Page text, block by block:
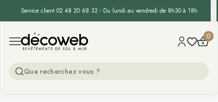
Service client 02 48 20 68 32 - Du lundi au vendredi de 8h30 à 18h
Open menu
Decoweb 0